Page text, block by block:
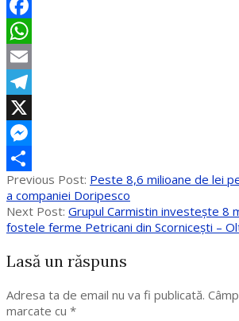
Facebook
WhatsApp
Email
Telegram
X
Messenger
Partajează
2020-
05-
29
Previous Post: Peste 8,6 milioane de lei
a companiei Doripesco
Next Post: Grupul Carmistin investește 8
fostele ferme Petricani din Scornicești –
Lasă un răspuns
Adresa ta de email nu va fi publicată.
marcate cu *